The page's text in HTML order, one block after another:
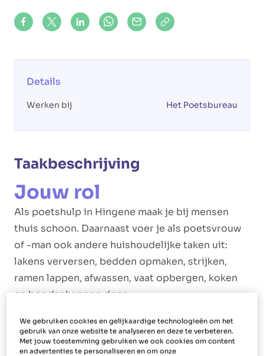
Glowi Glowi Jobs Het Poetsbureau
Share on Facebook
Share on X (formerly Twitter)
Share on LinkedIn
Share via Whatsapp
Share via Mail
Copy to clipboard
Details
Werken bij Het Poetsbureau
Taakbeschrijving
Jouw rol
Als poetshulp in Hingene maak je bij mensen
thuis schoon. Daarnaast voer je als poetsvrouw
of -man ook andere huishoudelijke taken uit:
lakens verversen, bedden opmaken, strijken,
ramen lappen, afwassen, vaat opbergen, koken
en boodschappen doen.
Ons aanbod
Bij Het Poetsbureau gaan we steeds voor
We gebruiken cookies en gelijkaardige technologieën om het
gebruik van onze website te analyseren en deze te verbeteren.
Met jouw toestemming gebruiken we ook cookies om content
en advertenties te personaliseren en om onze